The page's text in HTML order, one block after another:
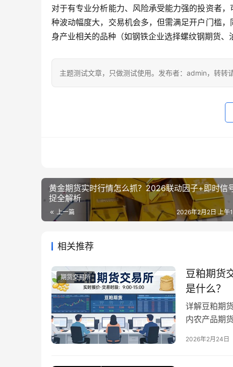
对于有专业分析能力、风险承受能力强的投资者
种波动幅度大，交易机会多，但需满足开户门槛
身产业相关的品种（如钢铁企业选择螺纹钢期货、
主题测试文章，只做测试使用。发布者：admin，转转
黄金期货实时行情怎么抓？2026联动因子+即时信
捉全解析
上一篇 2026年2月2日 上午
相关推荐
期货交易所
豆粕期货
是什么？
详解豆粕期
内农产品期
织和监管机
2026年2月24日